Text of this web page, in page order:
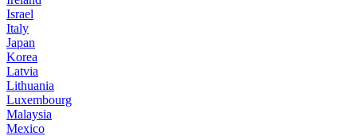
Israel
Italy
Japan
Korea
Latvia
Lithuania
Luxembourg
Malaysia
Mexico